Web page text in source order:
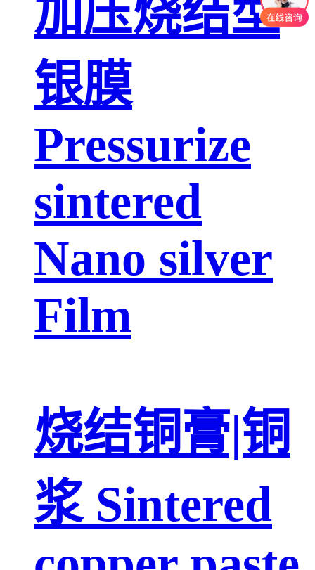
加压烧结型
银膜
Pressurize
sintered
Nano silver
Film
烧结铜膏|铜
浆 Sintered